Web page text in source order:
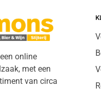
online
met een
van circa